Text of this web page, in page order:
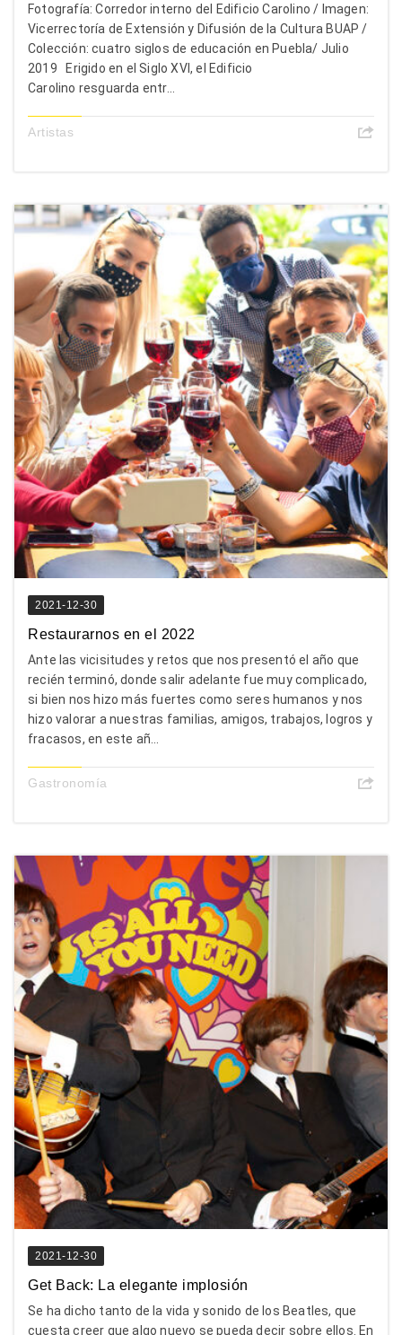
Fotografía: Corredor interno del Edificio Carolino / Imagen:
Vicerrectoría de Extensión y Difusión de la Cultura BUAP /
Colección: cuatro siglos de educación en Puebla/ Julio
2019 Erigido en el Siglo XVI, el Edificio
Carolino resguarda entr...
Artistas
2021-12-30
Restaurarnos en el 2022
Ante las vicisitudes y retos que nos presentó el año que
recién terminó, donde salir adelante fue muy complicado,
si bien nos hizo más fuertes como seres humanos y nos
hizo valorar a nuestras familias, amigos, trabajos, logros y
fracasos, en este añ...
Gastronomía
2021-12-30
Get Back: La elegante implosión
Se ha dicho tanto de la vida y sonido de los Beatles, que
cuesta creer que algo nuevo se pueda decir sobre ellos. En